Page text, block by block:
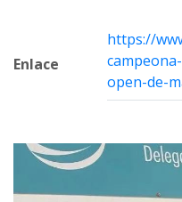
Enlace
https://
open-de-